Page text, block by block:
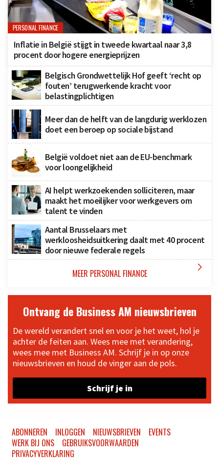
PERSONAL FINANCE
Inflatie in België stijgt in tweede kwartaal naar 3,8
procent door hogere energieprijzen
Belgisch Grondwettelijk Hof geeft ‘recht op
fouten’ terugwerkende kracht voor
belastingplichtigen
Meer dan de helft van de langdurig werklozen
doet een beroep op sociale bijstand
België voldoet niet aan de EU-benchmark
voor loongelijkheid
AI helpt werkzoekenden solliciteren, maar
maakt het moeilijker voor werkgevers om
talent te vinden
Aantal Brusselaars met
werkloosheidsuitkering daalt met 40 procent
door nieuwe federale regels
MEER PERSONAL FINANCE 
Ontvang de Business AM nieuwsbrieven
De wereld verandert snel en voor je het weet, hol je
achter de feiten aan. Wees mee met verandering,
wees mee met Business AM. Schrijf je in op onze
nieuwsbrieven en houd de vinger aan de pols.
Schrijf je in
ABONNEREN INLOGGEN NIEUWSBRIEVEN
EVENTS
WERK BIJ ONS
GEBRUIKSVOORWAARDEN
PRIVACYVERKLARING